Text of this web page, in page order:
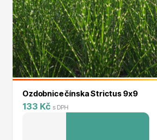
Ozdobnice čínska Strictus 9x9
133 Kč s DPH